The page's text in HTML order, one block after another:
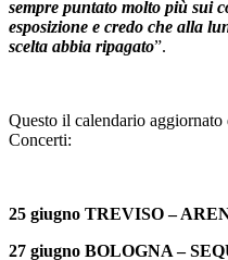
sempre puntato molto più sui
esposizione e credo che alla
scelta abbia ripagato”.
Questo il calendario
Concerti:
25 giugno TREVISO –
27 giugno BOLOGNA –